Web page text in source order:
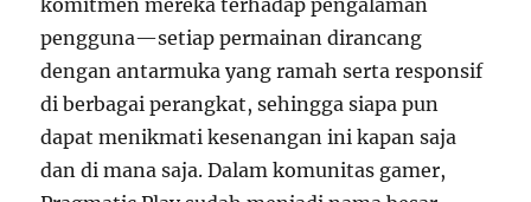
pengguna—setiap permainan dirancang
dengan antarmuka yang ramah serta responsif
di berbagai perangkat, sehingga siapa pun
dapat menikmati kesenangan ini kapan saja
dan di mana saja. Dalam komunitas gamer,